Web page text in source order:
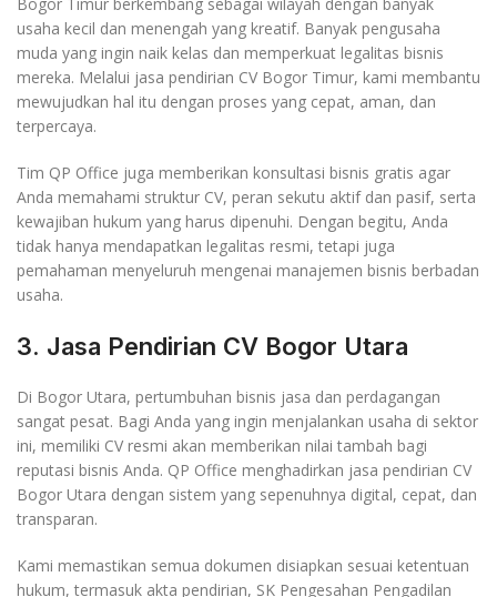
Bogor Timur berkembang sebagai wilayah dengan banyak
usaha kecil dan menengah yang kreatif. Banyak pengusaha
muda yang ingin naik kelas dan memperkuat legalitas bisnis
mereka. Melalui jasa pendirian CV Bogor Timur, kami membantu
mewujudkan hal itu dengan proses yang cepat, aman, dan
terpercaya.
Tim QP Office juga memberikan konsultasi bisnis gratis agar
Anda memahami struktur CV, peran sekutu aktif dan pasif, serta
kewajiban hukum yang harus dipenuhi. Dengan begitu, Anda
tidak hanya mendapatkan legalitas resmi, tetapi juga
pemahaman menyeluruh mengenai manajemen bisnis berbadan
usaha.
3. Jasa Pendirian CV Bogor Utara
Di Bogor Utara, pertumbuhan bisnis jasa dan perdagangan
sangat pesat. Bagi Anda yang ingin menjalankan usaha di sektor
ini, memiliki CV resmi akan memberikan nilai tambah bagi
reputasi bisnis Anda. QP Office menghadirkan jasa pendirian CV
Bogor Utara dengan sistem yang sepenuhnya digital, cepat, dan
transparan.
Kami memastikan semua dokumen disiapkan sesuai ketentuan
hukum, termasuk akta pendirian, SK Pengesahan Pengadilan